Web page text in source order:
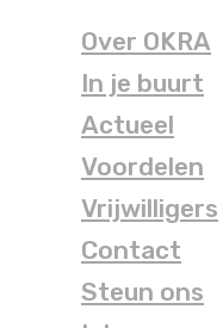
Over OKRA
In je buurt
Actueel
Voordelen
Vrijwilligers
Contact
Steun ons